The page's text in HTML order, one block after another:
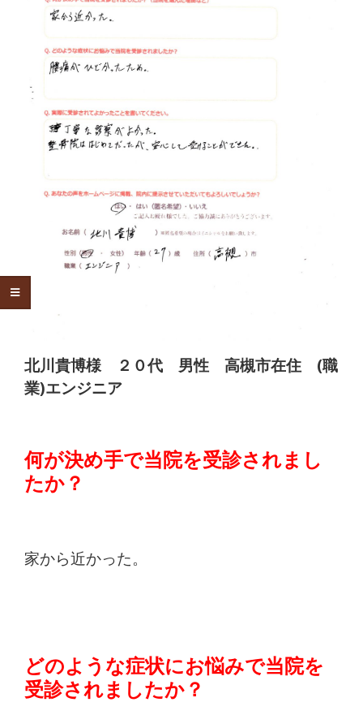
こ
り
腰
坐
経
は
つ
つ
じ
骨
北川貴博様 ２０代 男性 高槻市在住 (職
業)エンジニア
何が決め手で当院を受診されまし
たか？
家から近かった。
どのような症状にお悩みで当院を
受診されましたか？